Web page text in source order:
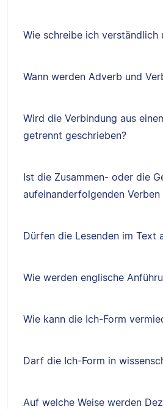
Wie schreibe ich verständlich
Wann werden Adverb und
Wird die Verbindung aus
getrennt geschrieben?
Ist die Zusammen- oder die
aufeinanderfolgenden
Dürfen die Lesenden im Text
Wie werden englische
Wie kann die Ich-Form
Darf die Ich-Form in
Auf welche Weise werden